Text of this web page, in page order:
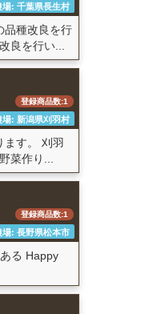
場: 千葉県長生村
品種改良を行
良を行い...
登録商品数:1
場: 新潟県刈羽村
ます。 刈羽
菜作り...
登録商品数:1
場: 長野県松本市
る Happy